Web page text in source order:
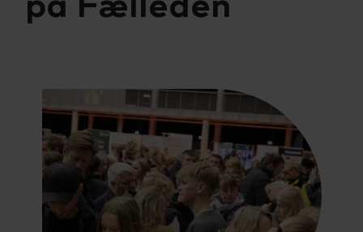
Almen voksenuddannelse (AVU)
Talenttilbud